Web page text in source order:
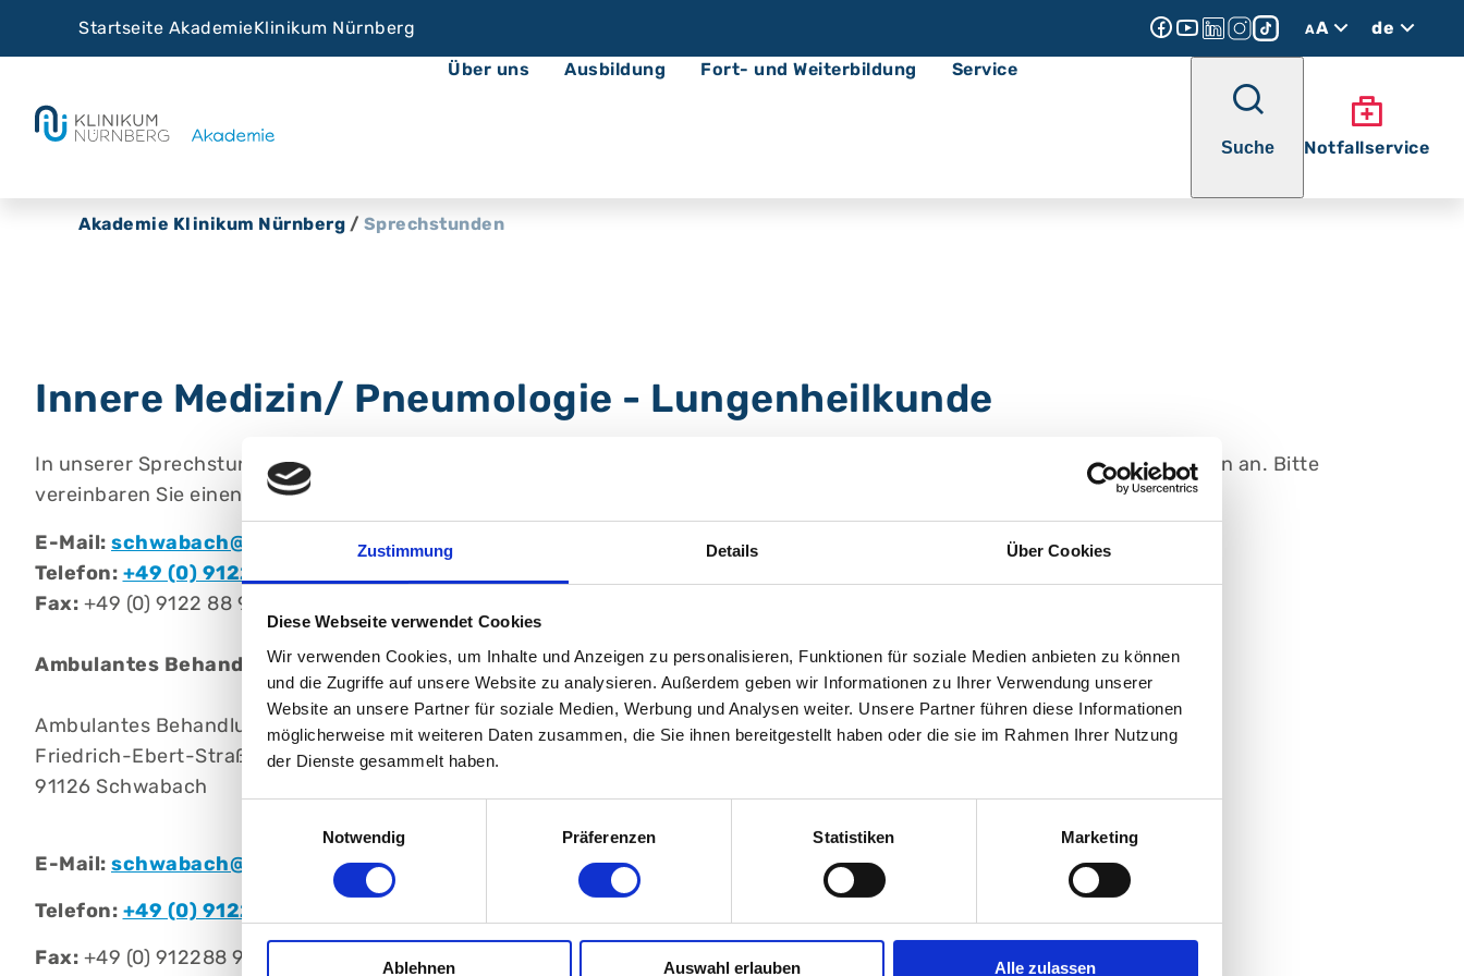
Zustimmung Details Über Cookies
Diese Webseite verwendet Cookies
Wir verwenden Cookies, um Inhalte und Anzeigen zu personalisieren, Funktionen für soziale Medien anbieten zu können
und die Zugriffe auf unsere Website zu analysieren. Außerdem geben wir Informationen zu Ihrer Verwendung unserer
Website an unsere Partner für soziale Medien, Werbung und Analysen weiter. Unsere Partner führen diese Informationen
möglicherweise mit weiteren Daten zusammen, die Sie ihnen bereitgestellt haben oder die sie im Rahmen Ihrer Nutzung
der Dienste gesammelt haben.
Notwendig
Präferenzen Statistiken Marketing
Ablehnen Auswahl erlauben Alle zulassen
Startseite AkademieKlinikum Nürnberg AA
de
Über uns
Ausbildung Fort- und Weiterbildung Service
Suche Notfallservice
Akademie Klinikum Nürnberg / Sprechstunden
Innere Medizin/ Pneumologie - Lungenheilkunde
In unserer Sprechstunde bieten wir Ihnen eine umfassende Diagnostik und Therapie bei Lungen- und Bronchialerkrankungen an. Bitte
vereinbaren Sie einen Termin.
E-Mail: schwabach@abc-nuernberg.de
Telefon: +49 (0) 9122 88 90 95
Fax: +49 (0) 9122 88 90 97
Ambulantes BehandlungsCentrum Schwabach
Ambulantes BehandlungsCentrum, Schwabach
Friedrich-Ebert-Straße 24
91126 Schwabach
E-Mail: schwabach@abc-nuernberg.de
Telefon: +49 (0) 912288 90 95
Fax: +49 (0) 912288 90 97